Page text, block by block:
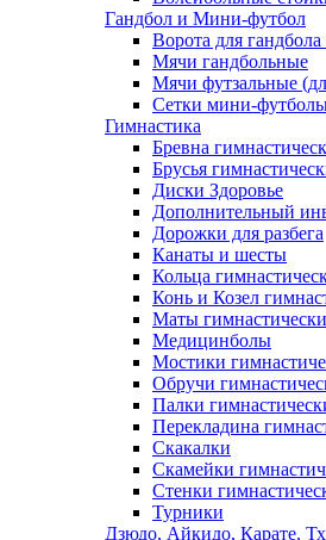
Гандбол и Мини-футбол
Ворота для
Мячи гандбольные
Мячи футзальные
Сетки мини-
Гимнастика
Бревна
Брусья
Диски Здоровье
Дополнительный
Дорожки для разбега
Канаты и шесты
Кольца
Конь и Козел
Маты
Медицинболы
Мостики
Обручи
Палки
Перекладина
Скакалки
Скамейки
Стенки
Турники
Дзюдо, Айкидо, Карате,